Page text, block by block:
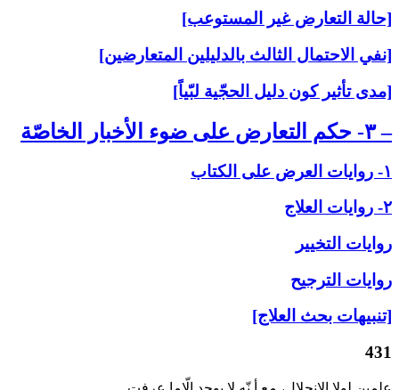
[حالة التعارض غير المستوعب]
[نفي الاحتمال الثالث بالدليلين المتعارضين]
[مدى تأثير كون دليل الحجّية لبّياً]
– ۳- حكم التعارض على‏ ضوء الأخبار الخاصّة
۱- روايات العرض على‏ الكتاب
۲- روايات العلاج‏
روايات التخيير
روايات الترجيح
[تنبيهات بحث العلاج]
431